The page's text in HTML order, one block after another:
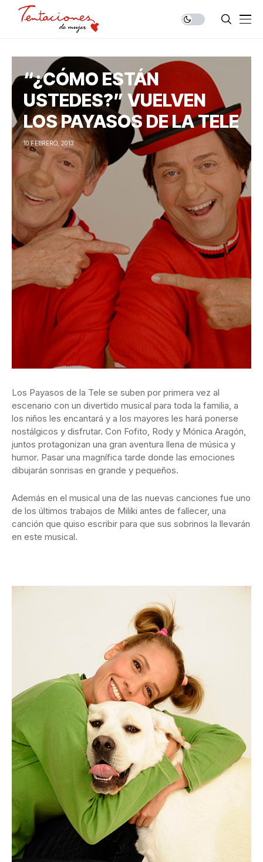
“¿CÓMO ESTÁN
USTEDES?” VUELVEN
LOS PAYASOS DE LA TELE
10 FEBRERO, 2013
Los Payasos de la Tele se suben por primera vez al
escenario con un divertido musical para toda la familia, a
los niños les encantará y a los mayores les hará ponerse
nostálgicos y disfrutar. Con Fofito, Rody y Mónica Aragón,
juntos protagonizan una gran aventura llena de música y
humor. Pasar una magnífica tarde donde las emociones
dibujarán sonrisas en grande y pequeños.
Además en el musical una de las nuevas canciones fue uno
de los últimos trabajos de Miliki antes de fallecer, una
canción que quiso escribir para que sus sobrinos la llevarán
en este musical.